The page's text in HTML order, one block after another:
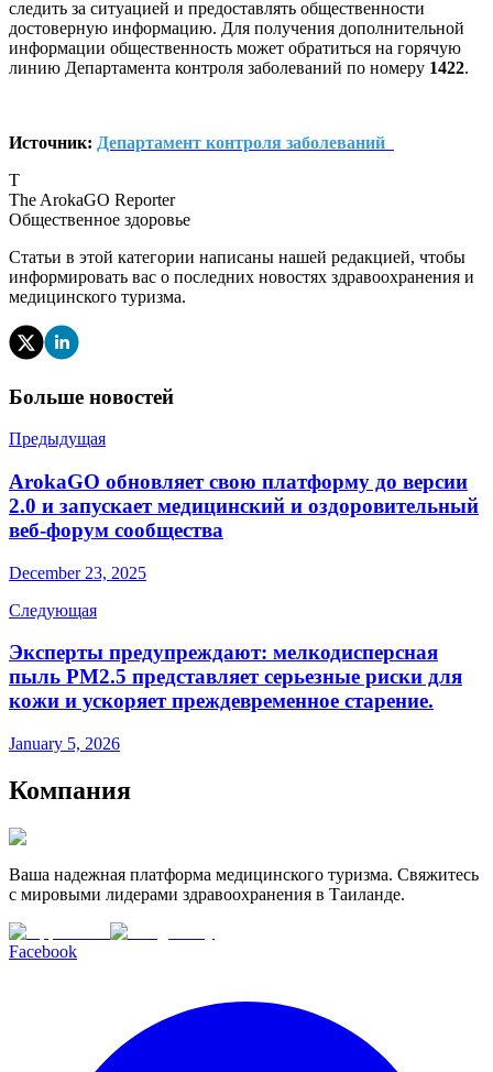
следить за ситуацией и предоставлять общественности
достоверную информацию. Для получения дополнительной
информации общественность может обратиться на горячую
линию Департамента контроля заболеваний по номеру 1422.
Источник: Департамент контроля заболеваний
T
The ArokaGO Reporter
Общественное здоровье
Статьи в этой категории написаны нашей редакцией, чтобы
информировать вас о последних новостях здравоохранения и
медицинского туризма.
Больше новостей
Предыдущая
ArokaGO обновляет свою платформу до версии
2.0 и запускает медицинский и оздоровительный
веб-форум сообщества
December 23, 2025
Следующая
Эксперты предупреждают: мелкодисперсная
пыль PM2.5 представляет серьезные риски для
кожи и ускоряет преждевременное старение.
January 5, 2026
Компания
Ваша надежная платформа медицинского туризма. Свяжитесь
с мировыми лидерами здравоохранения в Таиланде.
Facebook